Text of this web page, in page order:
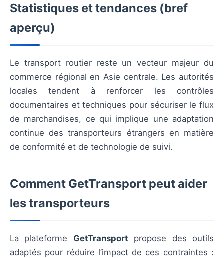
Statistiques et tendances (bref
aperçu)
Le transport routier reste un vecteur majeur du
commerce régional en Asie centrale. Les autorités
locales tendent à renforcer les contrôles
documentaires et techniques pour sécuriser le flux
de marchandises, ce qui implique une adaptation
continue des transporteurs étrangers en matière
de conformité et de technologie de suivi.
Comment GetTransport peut aider
les transporteurs
La plateforme GetTransport propose des outils
adaptés pour réduire l’impact de ces contraintes :